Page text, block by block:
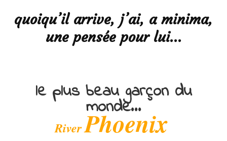
quoiqu’il arrive, j’ai, a minima,
une pensée pour lui…
le plus beau garçon du
monde…
RiverPhoenix